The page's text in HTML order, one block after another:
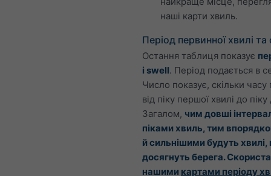
наші карти хвиль.
Період первинної хвилі та
Остання таблиця показує
і swell. Період подається в
Число показує, скільки
від піку першої хвилі до піку
Загалом, чим довші
піками хвиль, тим
й сильнішими будуть хвилі,
досягнуть берега.
нашими картами періоду